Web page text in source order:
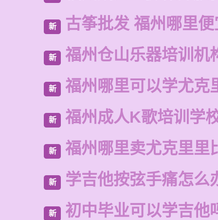
新 古筝批发 福州哪里
新 福州仓山乐器培训机
新 福州哪里可以学尤克
新 福州成人K歌培训学
新 福州哪里卖尤克里里
新 学吉他按弦手痛怎么
新 初中毕业可以学吉他